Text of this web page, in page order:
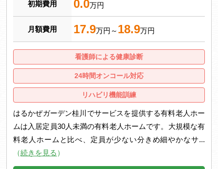
初期費用 0.0万円
月額費用 17.9万円～ 18.9万円
看護師による健康診断
24時間オンコール対応
リハビリ機能訓練
はるかぜガーデン桂川でサービスを提供する有料老人ホー
ムは入居定員30人未満の有料老人ホームです。大規模な有
料老人ホームと比べ、定員が少ない分きめ細やかなサ...
（続きを見る ）